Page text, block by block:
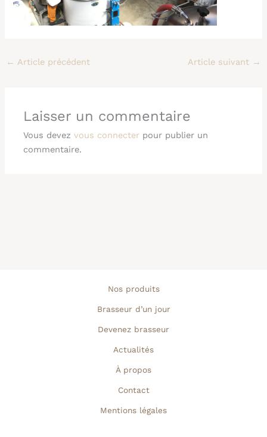
← Article précédent Article suivant →
Laisser un commentaire
Vous devezvous connecter pour publier un
commentaire.
Nos produits
Brasseur d’un jour
Devenez brasseur
Actualités
À propos
Contact
Mentions légales